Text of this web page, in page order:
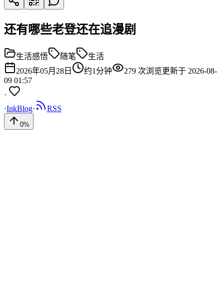
还有哪些老登还在追漫剧
生活感悟 随笔
生活
2026年05月28日
约1 分钟 279 次浏览更新于 2026-08-
09 01:57
·
·InkBlog· RSS
0%